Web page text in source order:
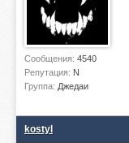
Сообщения: 4540
Репутация: N
Группа: Джедаи
kostyl